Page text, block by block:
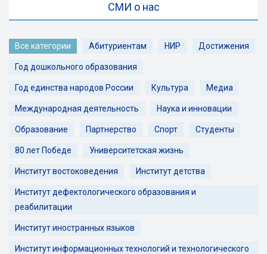
СМИ о нас
Все категории Абитуриентам НИР Достижения
Год дошкольного образования
Год единства народов России Культура Медиа
Международная деятельность Наука и инновации
Образование Партнерство Спорт Студенты
80 лет Победе Университетская жизнь
Институт востоковедения Институт детства
Институт дефектологического образования и
реабилитации
Институт иностранных языков
Институт информационных технологий и технологического